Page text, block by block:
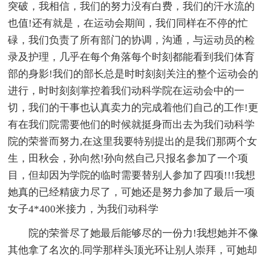
突破，我相信，我们的努力没有白费，我们的汗水流的
也值!还有就是，在运动会期间，我们同样在不停的忙
碌，我们负责了所有部门的协调，沟通，与运动员的检
录及护理，几乎在每个角落每个时刻都能看到我们体育
部的身影!我们的部长总是时时刻刻关注的整个运动会的
进行，时时刻刻掌控着我们动科学院在运动会中的一
切，我们的干事也认真卖力的完成着他们自己的工作!更
有在我们院需要他们的时候就挺身而出去为我们动科学
院的荣誉而努力,在这里我要特别提出的是我们那两个女
生，田秋会，孙向然!孙向然自己只报名参加了一个项
目，但却因为学院的临时需要替别人参加了四项!!!我想
她真的已经精疲力尽了，可她还是努力参加了最后一项
女子4*400米接力，为我们动科学
院的荣誉尽了她最后能够尽的一份力!我想她并不像
其他拿了名次的.同学那样头顶光环让别人崇拜，可她却